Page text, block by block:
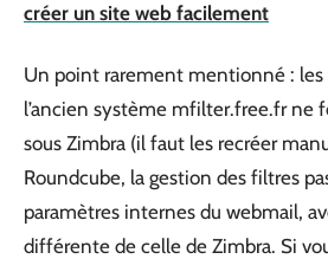
créer un site web facilement
Un point rarement mentionné : les
l’ancien système mfilter.free.fr ne
sous Zimbra (il faut les recréer
Roundcube, la gestion des filtres
paramètres internes du webmail,
différente de celle de Zimbra. Si